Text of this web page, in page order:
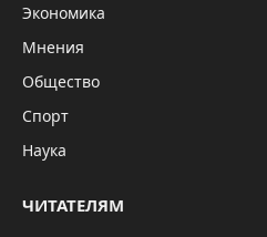
Экономика
Мнения
Общество
Спорт
Наука
ЧИТАТЕЛЯМ